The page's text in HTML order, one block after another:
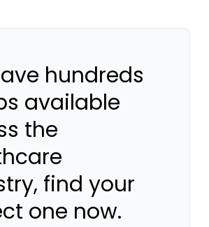
hundreds
available
the
find your
one now.